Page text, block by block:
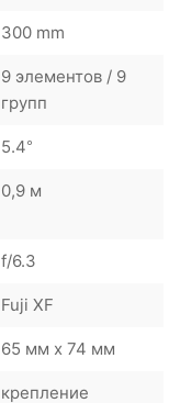
300 mm
9 элементов / 9
групп
5.4°
0,9 м
f/6.3
Fuji XF
65 мм x 74 мм
крепление